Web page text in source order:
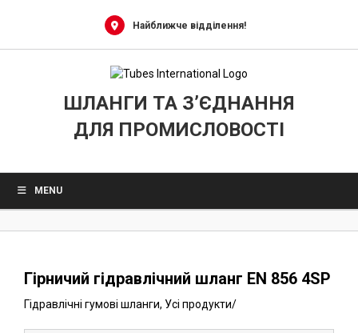
Найближче відділення!
ШЛАНГИ ТА З’ЄДНАННЯ
ДЛЯ ПРОМИСЛОВОСТІ
MENU
Гірничий гідравлічний шланг EN 856 4SP
Гідравлічні гумові шланги, Усі продукти/